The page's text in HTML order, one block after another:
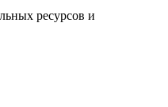
ресурсов и